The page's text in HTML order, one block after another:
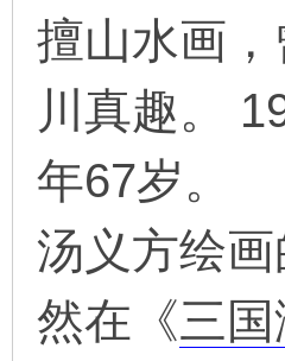
擅山水画
川真趣。
年67岁。
汤义方绘
然在《三国